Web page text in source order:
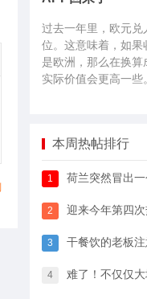
过去一年里，欧元兑
位。这意味着，如
是欧洲，那么在换
实际价值会更高一些。
本周热帖排行
1 荷兰突然冒出一个“移民
2 迎来今年第四次热浪！荷
3 干餐饮的老板注意了！
4 难了！不仅仅大城市租